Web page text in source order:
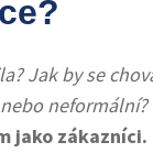
Jak by se
nebo neformální?
jako zákazníci.